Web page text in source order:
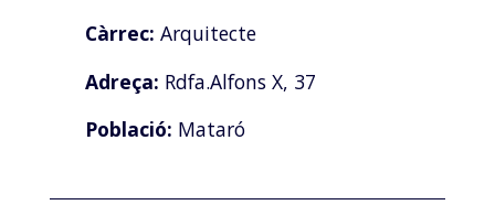
Càrrec: Arquitecte
Adreça: Rdfa.Alfons X, 37
Població: Mataró